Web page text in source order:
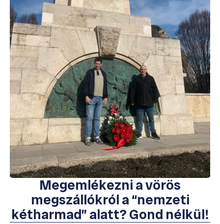
Megemlékezni a vörös
megszállókról a “nemzeti
kétharmad” alatt? Gond nélkül!